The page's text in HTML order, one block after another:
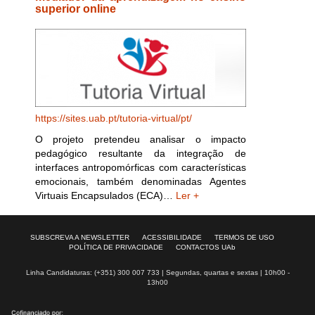
superior online
https://sites.uab.pt/tutoria-virtual/pt/
O projeto pretendeu analisar o impacto
pedagógico resultante da integração de
interfaces antropomórficas com características
emocionais, também denominadas Agentes
Virtuais Encapsulados (ECA)… Ler +
SUBSCREVA A NEWSLETTER ACESSIBILIDADE
TERMOS DE USO
POLÍTICA DE PRIVACIDADE
CONTACTOS UAb
Linha Candidaturas: (+351) 300 007 733 | Segundas, quartas e sextas | 10h00 -
13h00